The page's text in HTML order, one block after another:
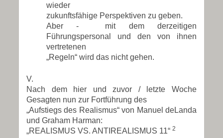
wieder
zukunftsfähige Perspektiven zu geben.
Aber - mit dem derzeitigen
Führungspersonal und den von ihnen
vertretenen
„Regeln“ wird das nicht gehen.
V.
Nach dem hier und zuvor / letzte Woche
Gesagten nun zur Fortführung des
„Aufstiegs des Realismus“ von Manuel deLanda
und Graham Harman:
„REALISMUS VS. ANTIREALISMUS 11“ 2